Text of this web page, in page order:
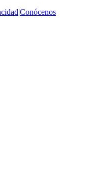
|Conócenos